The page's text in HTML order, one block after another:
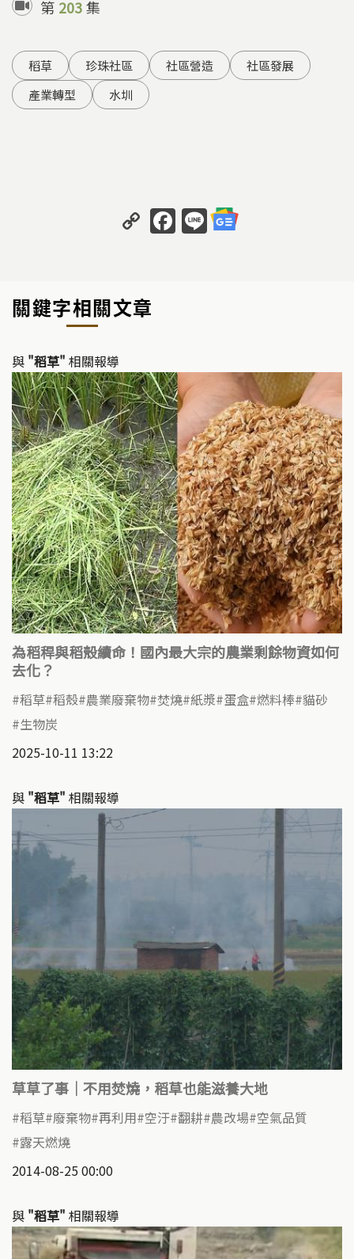
第 203集
稻草 珍珠社區 社區營造
社區發展
產業轉型
水圳
C
o
y
Li
k
F
a
o
k
Li
n
關鍵字相關文章
與 "稻草" 相關報導
為稻稈與稻殼續命！國內最大宗的農業剩餘物資如何
去化？
稻草 稻殼 農業廢棄物 焚燒 紙漿 蛋盒 燃料棒 貓砂
生物炭
2025-10-11 13:22
與 "稻草" 相關報導
草草了事｜不用焚燒，稻草也能滋養大地
稻草 廢棄物 再利用 空汙 翻耕 農改場 空氣品質
露天燃燒
2014-08-25 00:00
與 "稻草" 相關報導